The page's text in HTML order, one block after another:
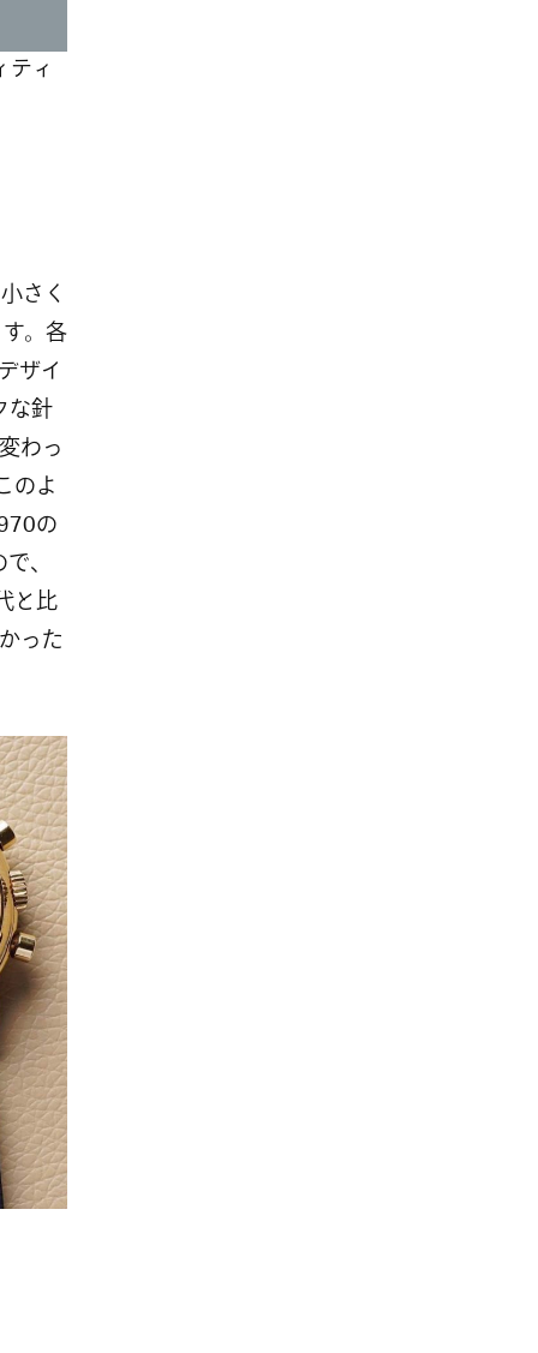
ィ
さく
。各
ザイ
な針
わっ
のよ
の
、
と比
った